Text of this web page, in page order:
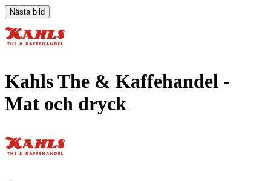
Nästa bild
Kahls The & Kaffehandel -
Mat och dryck